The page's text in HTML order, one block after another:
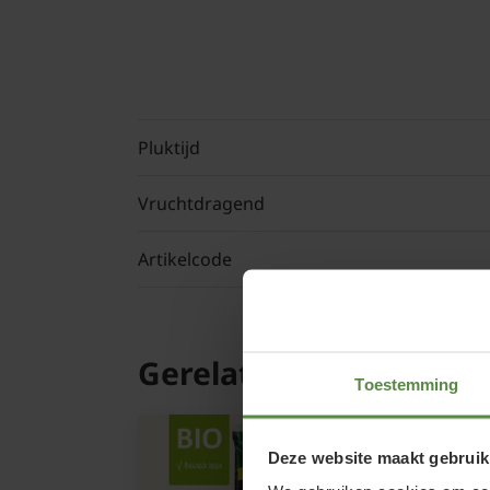
Toestemming
Deze website maakt
Pluktijd
Vruchtdragend
Artikelcode
Gerelateerde producten